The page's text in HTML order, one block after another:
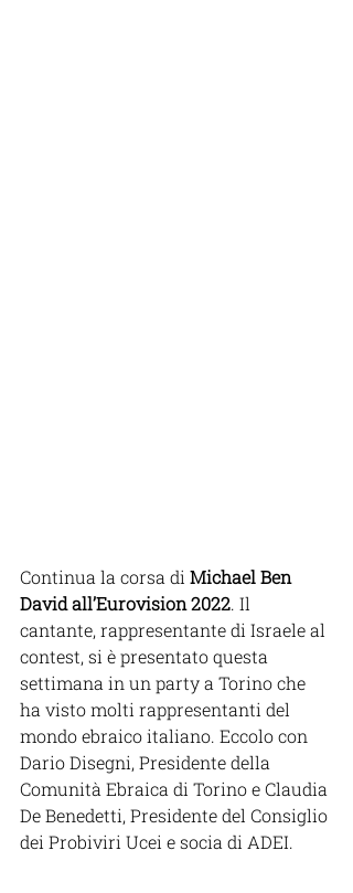
Continua la corsa di Michael Ben
David all’Eurovision 2022. Il
cantante, rappresentante di Israele al
contest, si è presentato questa
settimana in un party a Torino che
ha visto molti rappresentanti del
mondo ebraico italiano. Eccolo con
Dario Disegni, Presidente della
Comunità Ebraica di Torino e Claudia
De Benedetti, Presidente del Consiglio
dei Probiviri Ucei e socia di ADEI.